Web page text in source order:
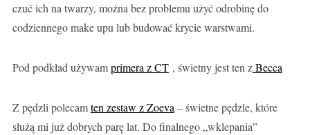
czuć ich na twarzy, można bez problemu użyć odrobinę do
codziennego make upu lub budować krycie warstwami.
Pod podkład używamprimera z CT, świetny jest ten zBecca
Z pędzli polecamten zestaw z Zoeva– świetne pędzle, które
służą mi już dobrych parę lat. Do finalnego „wklepania”